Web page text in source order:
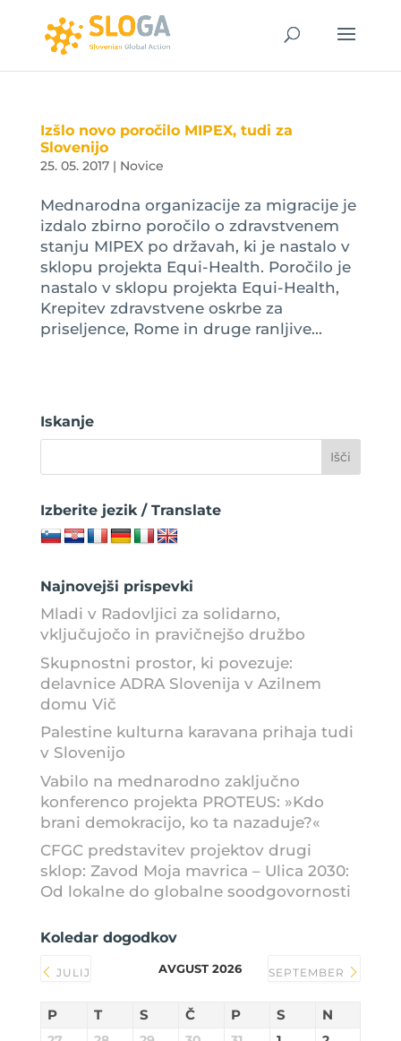
Izšlo novo poročilo MIPEX, tudi za
Slovenijo
25. 05. 2017| Novice
Mednarodna organizacije za migracije je
izdalo zbirno poročilo o zdravstvenem
stanju MIPEX po državah, ki je nastalo v
sklopu projekta Equi-Health. Poročilo je
nastalo v sklopu projekta Equi-Health,
Krepitev zdravstvene oskrbe za
priseljence, Rome in druge ranljive...
Iskanje
Izberite jezik / Translate
Najnovejši prispevki
Mladi v Radovljici za solidarno,
vključujočo in pravičnejšo družbo
Skupnostni prostor, ki povezuje:
delavnice ADRA Slovenija v Azilnem
domu Vič
Palestine kulturna karavana prihaja tudi
v Slovenijo
Vabilo na mednarodno zaključno
konferenco projekta PROTEUS: »Kdo
brani demokracijo, ko ta nazaduje?«
CFGC predstavitev projektov drugi
sklop: Zavod Moja mavrica – Ulica 2030:
Od lokalne do globalne soodgovornosti
Koledar dogodkov
JULIJ AVGUST 2026 SEPTEMBER
P T S Č P S N